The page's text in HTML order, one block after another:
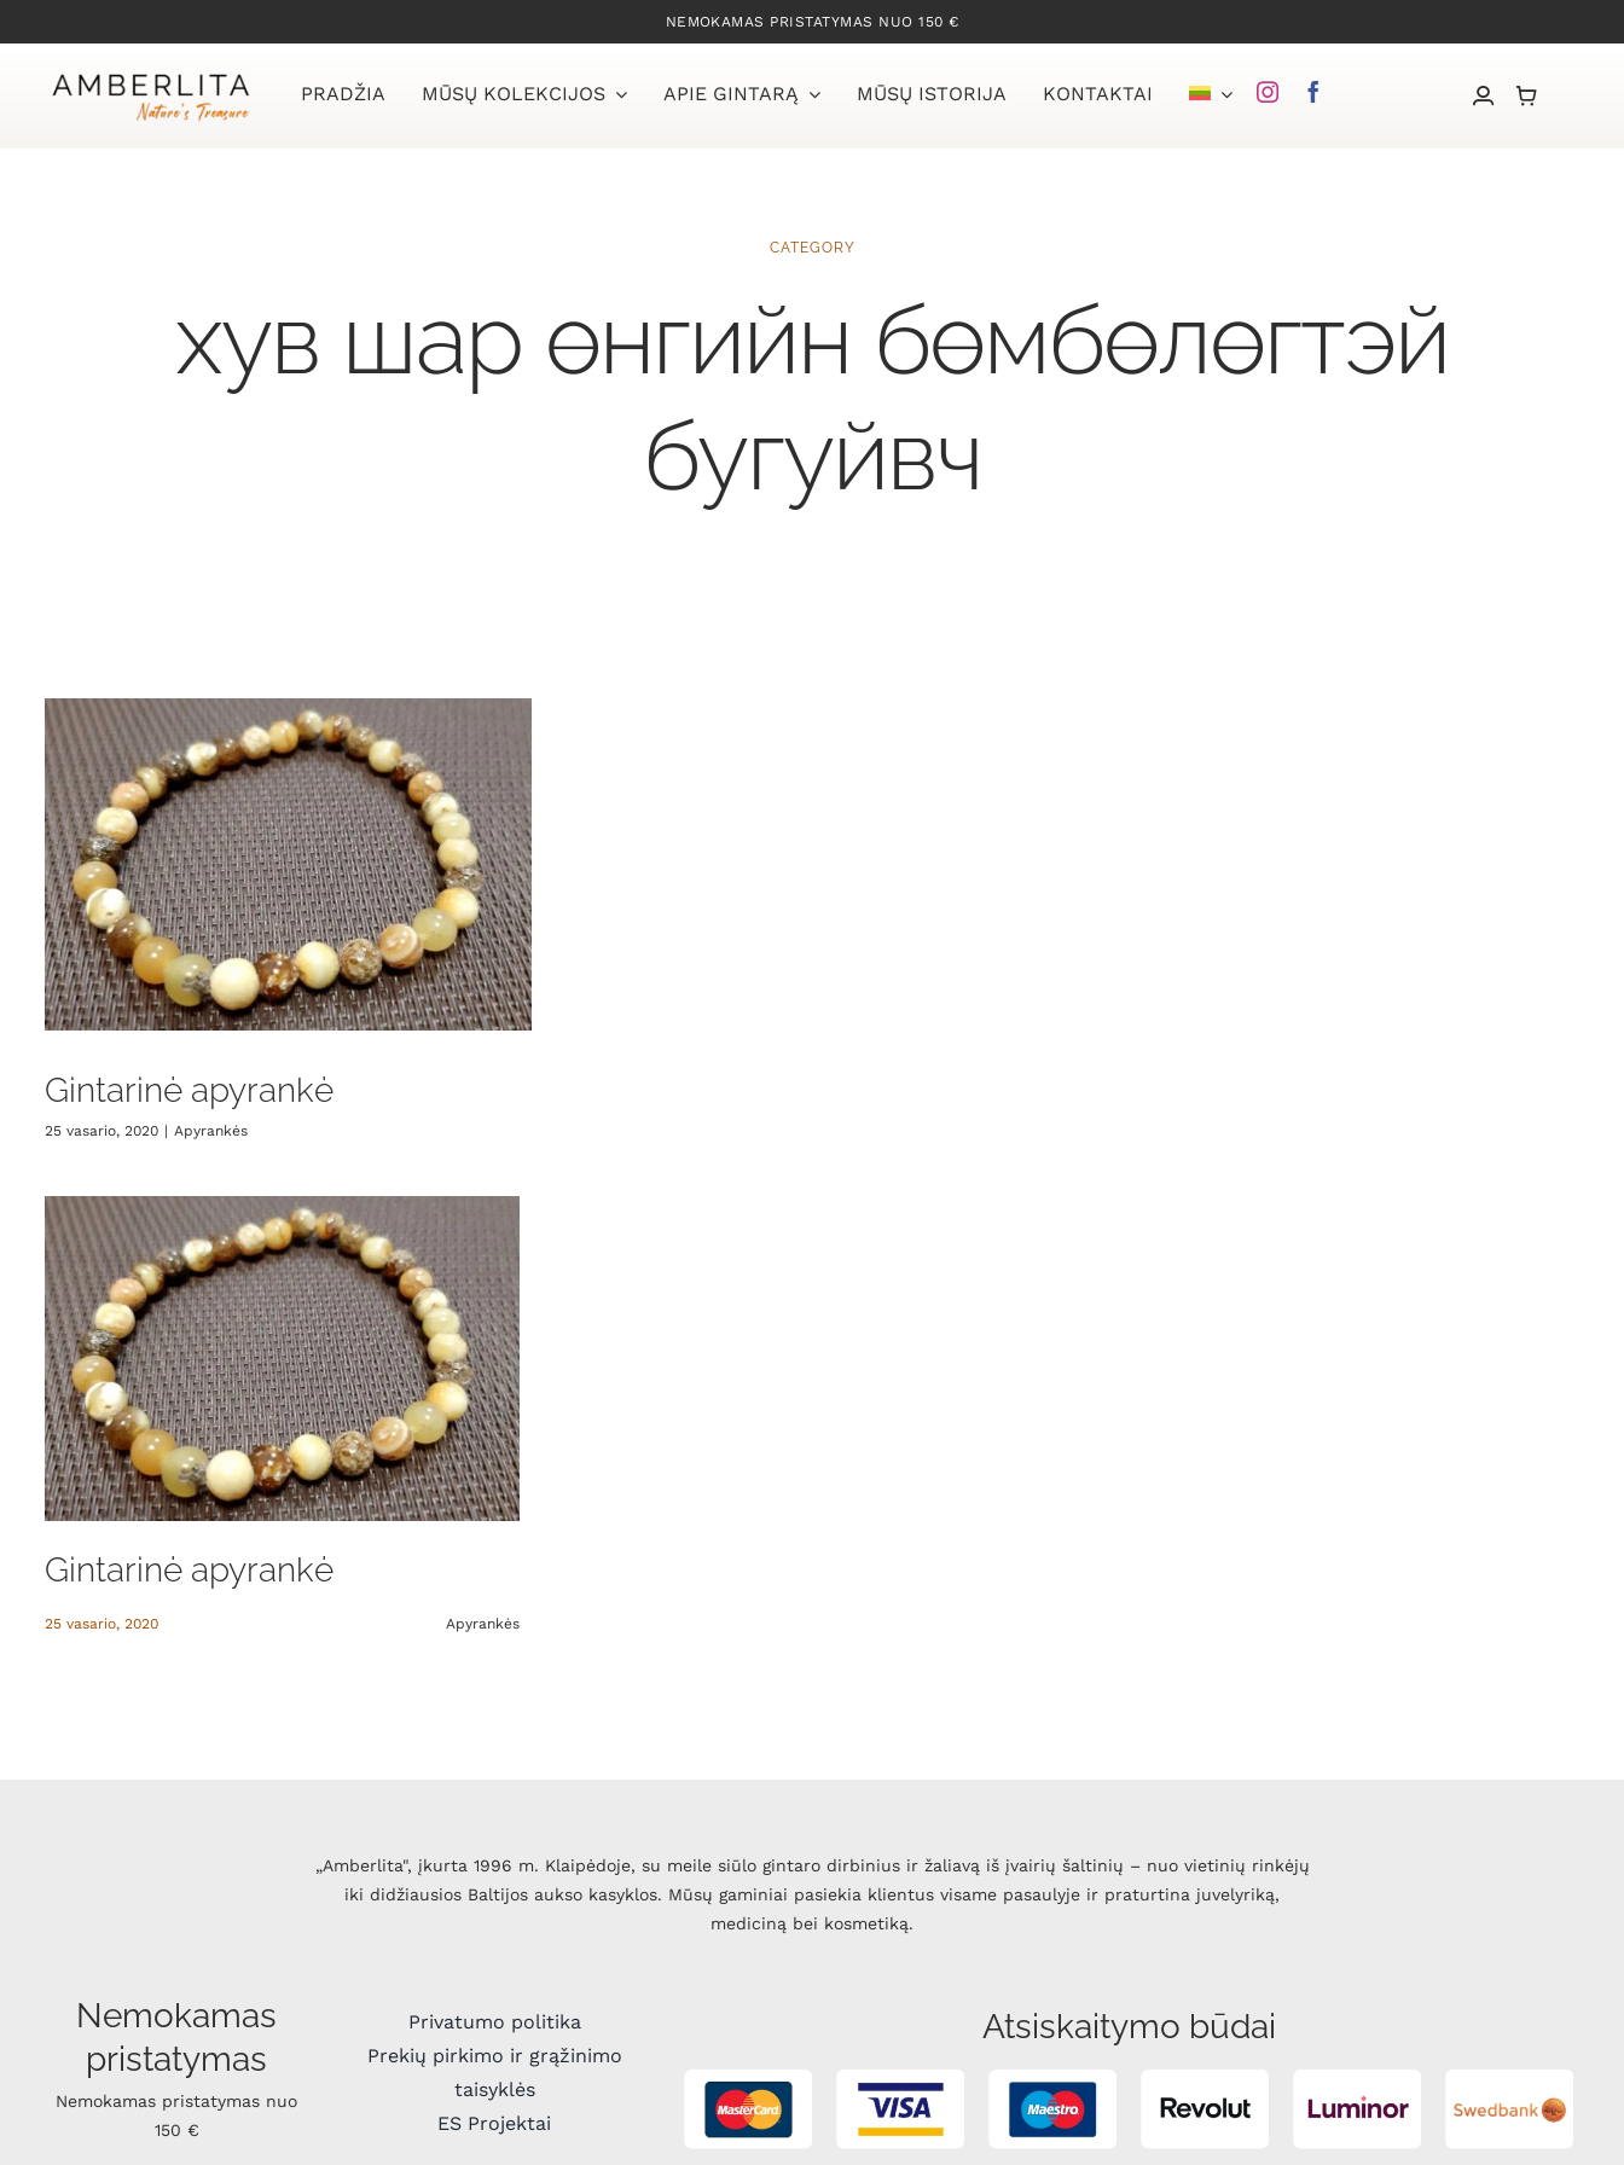
to
content
NEMOKAMAS PRISTATYMAS NUO 150 €
PRADŽIA MŪSŲ KOLEKCIJOS APIE GINTARĄ MŪSŲ ISTORIJA KONTAKTAI
CATEGORY
хув шар өнгийн бөмбөлөгтэй
бугуйвч
Gintarinė apyrankė
25 vasario, 2020 | Apyrankės
Gintarinė apyrankė
25 vasario, 2020 Apyrankės
„Amberlita", įkurta 1996 m. Klaipėdoje, su meile siūlo gintaro dirbinius ir žaliavą iš įvairių šaltinių – nuo vietinių rinkėjų
iki didžiausios Baltijos aukso kasyklos. Mūsų gaminiai pasiekia klientus visame pasaulyje ir praturtina juvelyriką,
mediciną bei kosmetiką.
Nemokamas
pristatymas
Nemokamas pristatymas nuo
150 €
Privatumo politika
Prekių pirkimo ir grąžinimo
taisyklės
ES Projektai
Atsiskaitymo būdai